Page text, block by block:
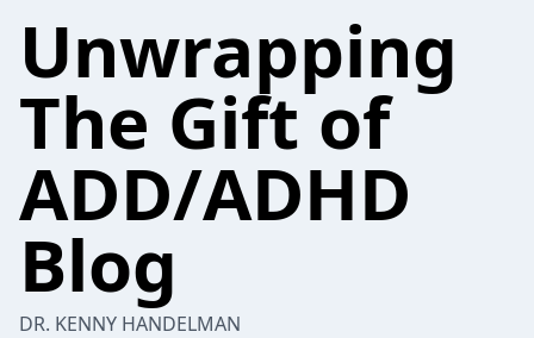
Unwrapping
The Gift of
ADD/ADHD
Blog
DR. KENNY HANDELMAN